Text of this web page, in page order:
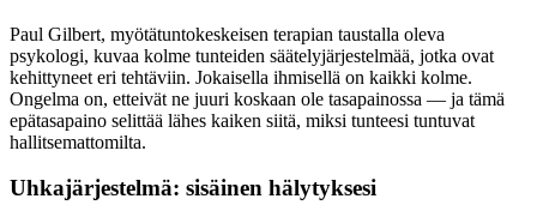
Paul Gilbert, myötätuntokeskeisen terapian taustalla oleva
psykologi, kuvaa kolme tunteiden säätelyjärjestelmää, jotka ovat
kehittyneet eri tehtäviin. Jokaisella ihmisellä on kaikki kolme.
Ongelma on, etteivät ne juuri koskaan ole tasapainossa — ja tämä
epätasapaino selittää lähes kaiken siitä, miksi tunteesi tuntuvat
hallitsemattomilta.
Uhkajärjestelmä: sisäinen hälytyksesi